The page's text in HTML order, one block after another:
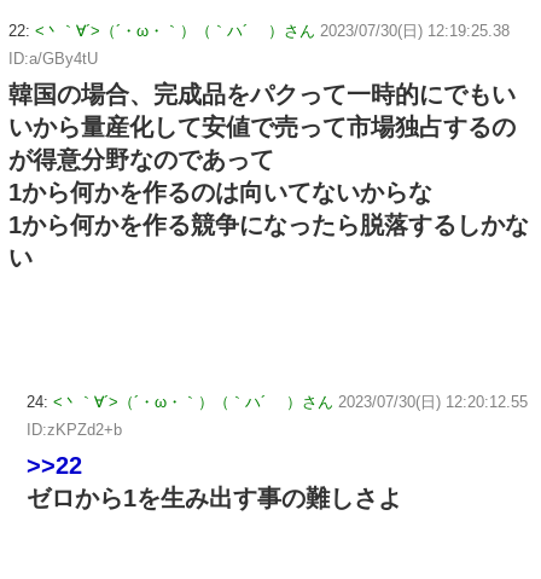
22: <丶｀∀´>（´・ω・｀）（｀ハ´ ）さん 2023/07/30(日) 12:19:25.38
ID:a/GBy4tU
韓国の場合、完成品をパクって一時的にでもい
いから量産化して安値で売って市場独占するの
が得意分野なのであって
1から何かを作るのは向いてないからな
1から何かを作る競争になったら脱落するしかな
い
24: <丶｀∀´>（´・ω・｀）（｀ハ´ ）さん 2023/07/30(日) 12:20:12.55
ID:zKPZd2+b
>>22
ゼロから1を生み出す事の難しさよ